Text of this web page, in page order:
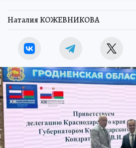
Наталия КОЖЕВНИКОВА